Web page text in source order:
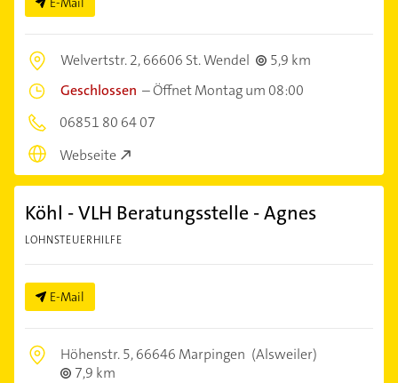
Welvertstr. 2,66606 St. Wendel
5,9 km
Geschlossen –Öffnet Montag um 08:00
06851 80 64 07
Webseite
Köhl - VLH Beratungsstelle - Agnes
LOHNSTEUERHILFE
E-Mail
Höhenstr. 5,66646 Marpingen (Alsweiler)
7,9 km